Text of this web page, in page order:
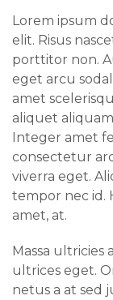
Lorem ipsum
elit. Risus
porttitor non.
eget arcu
amet
aliquet
Integer amet
consectetur
viverra eget.
tempor nec id.
amet, at.
Massa ultricies
ultrices eget.
netus a at sed